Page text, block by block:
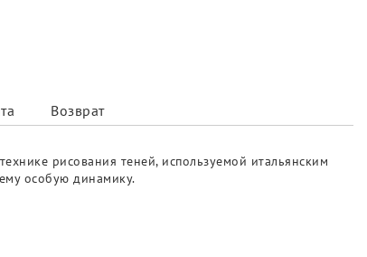
Возврат
рисования теней, используемой итальянским
особую динамику.